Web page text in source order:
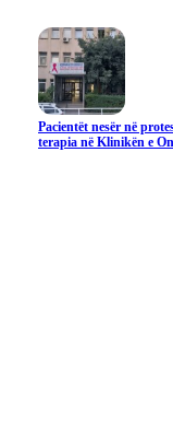
Pacientët nesër në
terapia në Klinikën e